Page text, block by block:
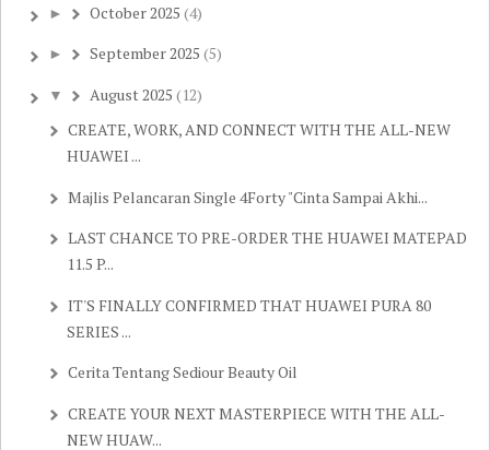
► October 2025 (4)
► September 2025 (5)
▼ August 2025 (12)
CREATE, WORK, AND CONNECT WITH THE ALL-NEW
HUAWEI ...
Majlis Pelancaran Single 4Forty "Cinta Sampai Akhi...
LAST CHANCE TO PRE-ORDER THE HUAWEI MATEPAD
11.5 P...
IT'S FINALLY CONFIRMED THAT HUAWEI PURA 80
SERIES ...
Cerita Tentang Sediour Beauty Oil
CREATE YOUR NEXT MASTERPIECE WITH THE ALL-
NEW HUAW...